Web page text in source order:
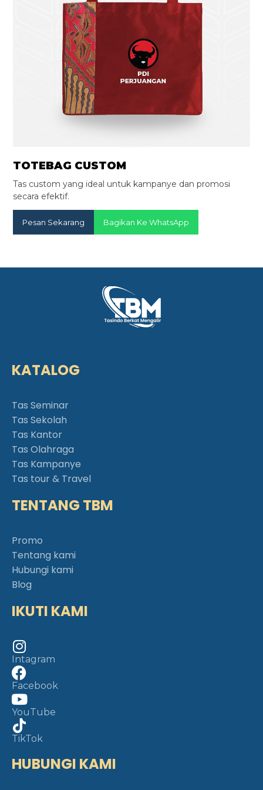
TOTEBAG CUSTOM
Tas custom yang ideal untuk kampanye dan promosi
secara efektif.
Pesan Sekarang Bagikan Ke WhatsApp
KATALOG
Tas Seminar
Tas Sekolah
Tas Kantor
Tas Olahraga
Tas Kampanye
Tas tour & Travel
TENTANG TBM
Promo
Tentang kami
Hubungi kami
Blog
IKUTI KAMI
Intagram
Facebook
YouTube
TikTok
HUBUNGI KAMI